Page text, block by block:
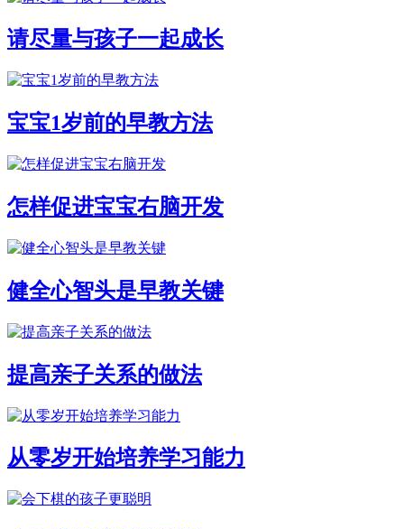
请尽量与孩子一起成长
宝宝1岁前的早教方法
怎样促进宝宝右脑开发
健全心智头是早教关键
提高亲子关系的做法
从零岁开始培养学习能力